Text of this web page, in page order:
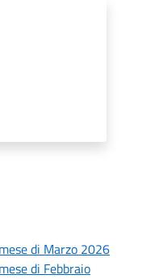
di Marzo 2026
di Febbraio